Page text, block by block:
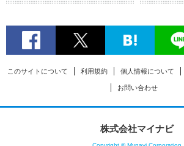
このサイトについて 利用規約 個人情報について
お問い合わせ
株式会社マイナビ